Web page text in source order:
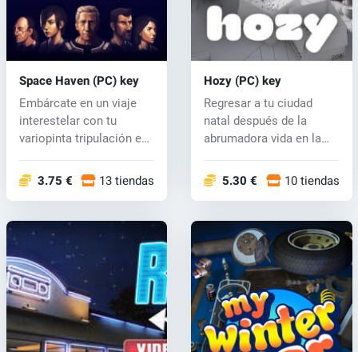
Space Haven (PC) key
Embárcate en un viaje
interestelar con tu
variopinta tripulación en
3.75 € 13 tiendas
Hozy (PC) key
Regresar a tu ciudad
natal después de la
abrumadora vida en la
5.30 € 10 tiendas